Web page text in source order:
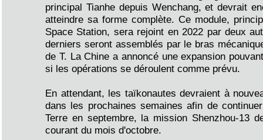
principal Tianhe depuis Wenchang, et devrait
atteindre sa forme complète. Ce module,
Space Station, sera rejoint en 2022 par deux
derniers seront assemblés par le bras
de T. La Chine a annoncé une expansion
si les opérations se déroulent comme prévu.
En attendant, les taïkonautes devraient à
dans les prochaines semaines afin de
Terre en septembre, la mission Shenzhou-13
courant du mois d'octobre.